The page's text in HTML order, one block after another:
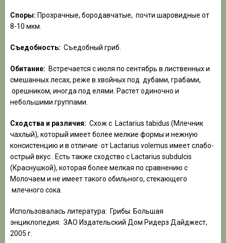
Споры: Прозрачные, бородавчатые, почти шаровидные от
8-10 мкм.
Съедобность: Съедобный гриб.
Обитание: Встречается с июля по сентябрь в лиственных и
смешанных лесах, реже в хвойных под дубами, грабами,
орешником, иногда под елями. Растет одиночно и
небольшими группами.
Сходства и различия: Схож с Lactarius tabidus (Млечник
чахлый), который имеет более мелкие формы и нежную
консистенцию и в отличие от Lactarius volemus имеет слабо-
острый вкус . Есть также сходство с Lactarius subdulcis
(Краснушкой), которая более мелкая по сравнению с
Молочаем и не имеет такого обильного, стекающего
млечного сока.
Использовалась литература: Грибы. Большая
энциклопедия. ЗАО Издательский Дом Ридерз Дайджест,
2005 г.